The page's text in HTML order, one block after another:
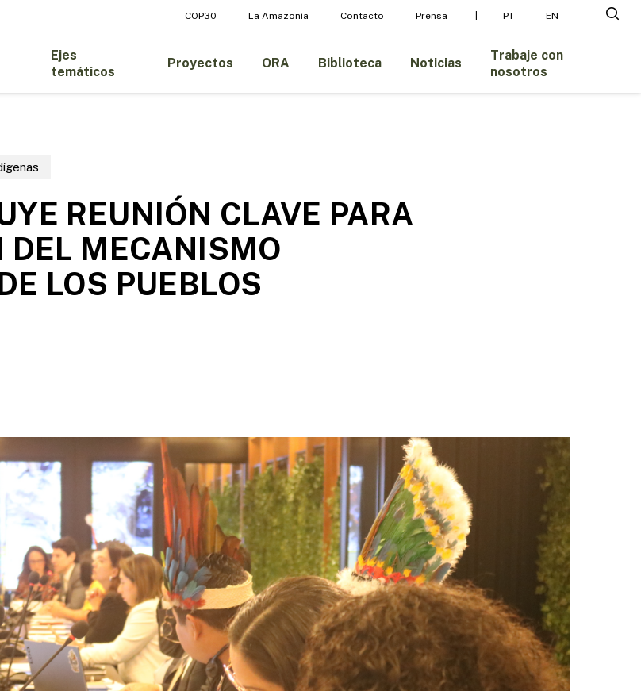
COP30 La Amazonía Contacto Prensa PT EN
Ejes
temáticos
Proyectos ORA Biblioteca Noticias
Trabaje con
nosotros
REUNIÓN CLAVE PARA
DEL MECANISMO
LOS PUEBLOS